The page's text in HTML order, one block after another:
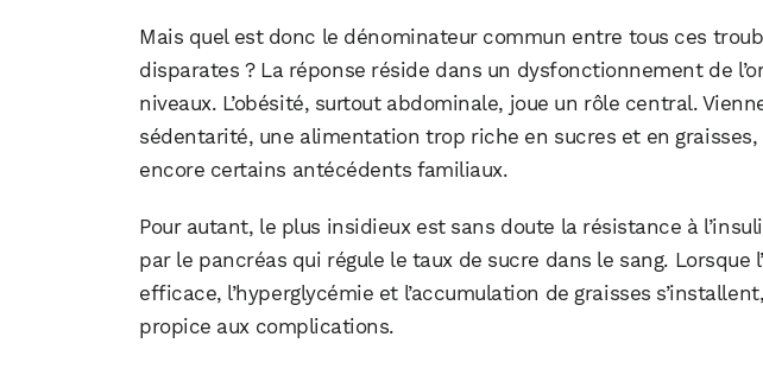
Mais quel est donc le dénominateur commun entre tous ces
disparates ? La réponse réside dans un dysfonctionnement de
niveaux. L’obésité, surtout abdominale, joue un rôle central.
sédentarité, une alimentation trop riche en sucres et en
encore certains antécédents familiaux.
Pour autant, le plus insidieux est sans doute la résistance à
par le pancréas qui régule le taux de sucre dans le sang. Lorsque
efficace, l’hyperglycémie et l’accumulation de graisses
propice aux complications.